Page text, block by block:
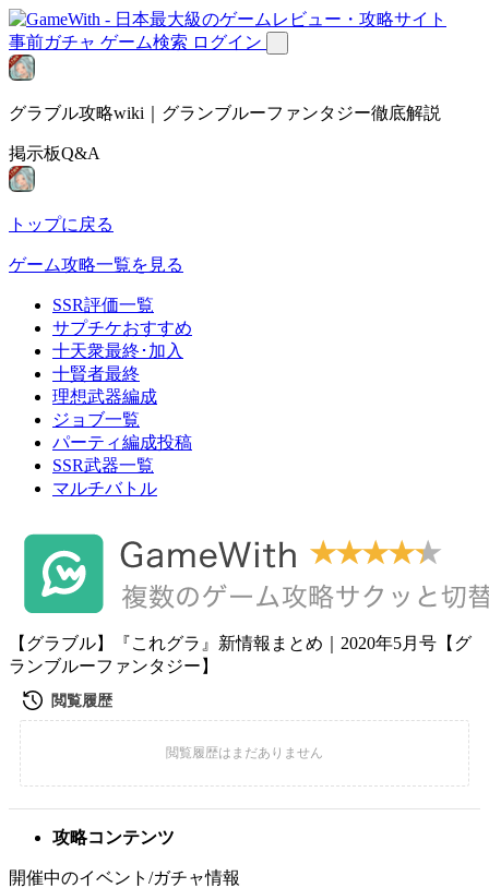
事前ガチャ ゲーム検索 ログイン
グラブル攻略wiki｜グランブルーファンタジー徹底解説
掲示板Q&A
トップに戻る
ゲーム攻略一覧を見る
SSR評価一覧
サプチケおすすめ
十天衆最終･加入
十賢者最終
理想武器編成
ジョブ一覧
パーティ編成投稿
SSR武器一覧
マルチバトル
【グラブル】『これグラ』新情報まとめ｜2020年5月号【グ
ランブルーファンタジー】
攻略コンテンツ
開催中のイベント/ガチャ情報